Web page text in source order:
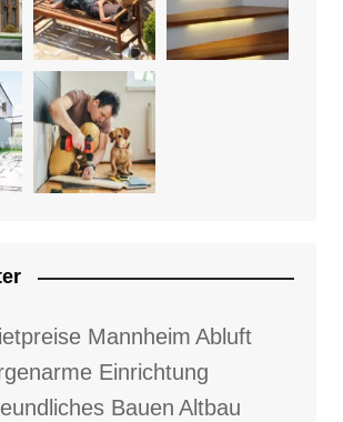
Mannheim Abluft
Einrichtung
Bauen Altbau